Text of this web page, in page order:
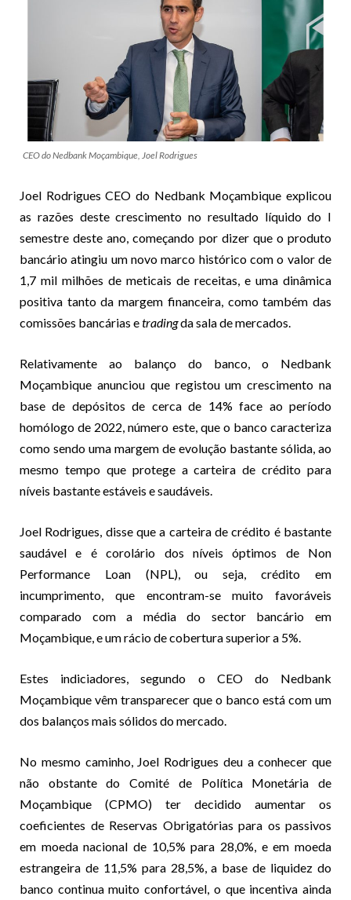
CEO do Nedbank Moçambique, Joel Rodrigues
Joel Rodrigues CEO do Nedbank Moçambique explicou
as razões deste crescimento no resultado líquido do I
semestre deste ano, começando por dizer que o produto
bancário atingiu um novo marco histórico com o valor de
1,7 mil milhões de meticais de receitas, e uma dinâmica
positiva tanto da margem financeira, como também das
comissões bancárias etradingda sala de mercados.
Relativamente ao balanço do banco, o Nedbank
Moçambique anunciou que registou um crescimento na
base de depósitos de cerca de 14% face ao período
homólogo de 2022, número este, que o banco caracteriza
como sendo uma margem de evolução bastante sólida, ao
mesmo tempo que protege a carteira de crédito para
níveis bastante estáveis e saudáveis.
Joel Rodrigues, disse que a carteira de crédito é bastante
saudável e é corolário dos níveis óptimos de Non
Performance Loan (NPL), ou seja, crédito em
incumprimento, que encontram-se muito favoráveis
comparado com a média do sector bancário em
Moçambique, e um rácio de cobertura superior a 5%.
Estes indiciadores, segundo o CEO do Nedbank
Moçambique vêm transparecer que o banco está com um
dos balanços mais sólidos do mercado.
No mesmo caminho, Joel Rodrigues deu a conhecer que
não obstante do Comité de Política Monetária de
Moçambique (CPMO) ter decidido aumentar os
coeficientes de Reservas Obrigatórias para os passivos
em moeda nacional de 10,5% para 28,0%, e em moeda
estrangeira de 11,5% para 28,5%, a base de liquidez do
banco continua muito confortável, o que incentiva ainda